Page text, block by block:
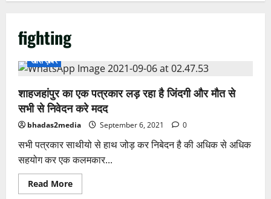
fighting
खास ख़बर
शाहजहांपुर का एक पत्रकार लड़ रहा है जिंदगी और मौत से
सभी से निवेदन करे मदद
bhadas2media September 6, 2021 0
सभी पत्रकार साथीयो से हाथ जोड़ कर निबेदन है की अधिक से अधिक
सहयोग कर एक कलमकार...
Read MoreRead
more